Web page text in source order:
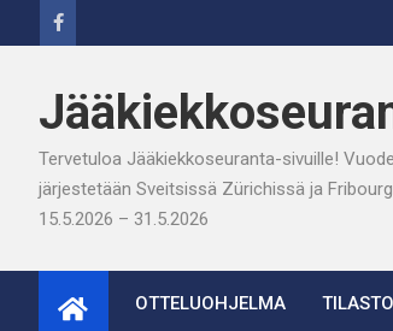
to
Tervetuloa Jääkiekkoseuranta-sivuille!
järjestetään Sveitsissä Zürichissä ja
15.5.2026 – 31.5.2026
OTTELUOHJELMA